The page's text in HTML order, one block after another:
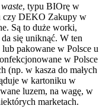
, typu BIOrę w
czy DEKO Zakupy w
Są to duże worki,
się uniknąć. W ten
pakowane w Polsce u
w Polsce
(np. w kasza do małych
w kartoniku w
luzem, na wagę, w
marketach.